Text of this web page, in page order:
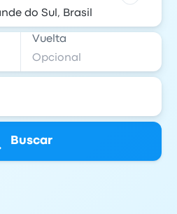
Vuelta
Buscar